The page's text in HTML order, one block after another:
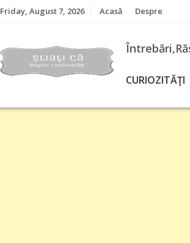
Friday, August 7, 2026 Acasă Despre
CURIOZITĂŢI